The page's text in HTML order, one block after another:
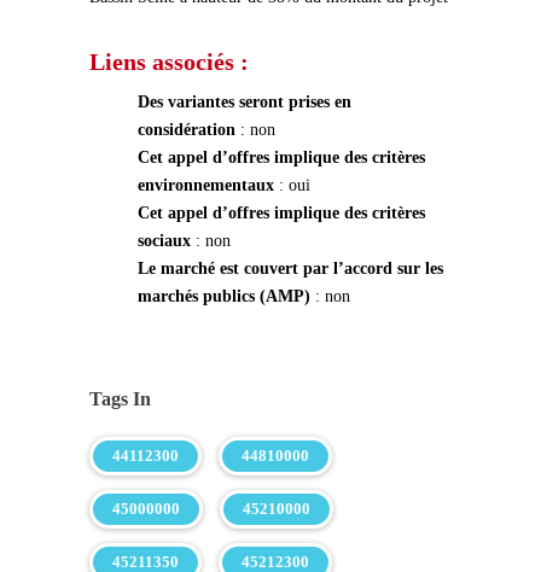
Liens associés :
Des variantes seront prises en
considération : non
Cet appel d’offres implique des critères
environnementaux : oui
Cet appel d’offres implique des critères
sociaux : non
Le marché est couvert par l’accord sur les
marchés publics (AMP) : non
Tags In
44112300 44810000
45000000 45210000
45211350 45212300